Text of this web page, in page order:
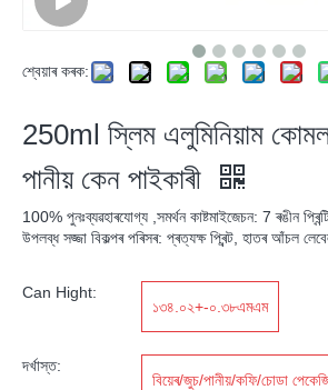
শ্বেয়াৰ কৰক:
250ml স্লিম এলুমিনিয়াম
পানীয় কেন পাইকাৰী
100% পুনঃব্যৱহাৰযোগ্য ,সমৰ্থন কাষ্টমাইজেচন: 7 ৰঙীন
উপলব্ধ সজ্জা বিকল্পৰ পৰিসৰ: প্ৰত্যক্ষ প্ৰিন্ট, হাতৰ আঁচল
Can Hight:
১৩৪.০২+-০.৩৮এমএম
দৰ্খাস্ত:
বিয়েৰ/জুচ/পানীয়/কফি/চোডা